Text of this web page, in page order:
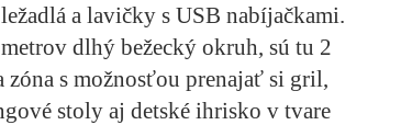
a lavičky s USB nabíjačkami.
dlhý bežecký okruh, sú tu 2
s možnosťou prenajať si gril,
stoly aj detské ihrisko v tvare